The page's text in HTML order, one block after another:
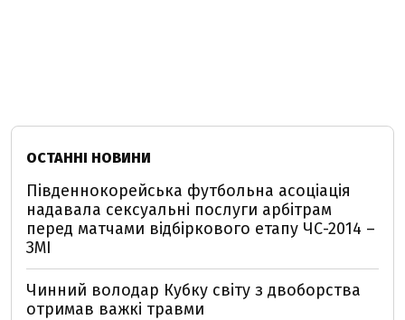
ОСТАННІ НОВИНИ
Південнокорейська футбольна асоціація
надавала сексуальні послуги арбітрам
перед матчами відбіркового етапу ЧС-2014 –
ЗМІ
Чинний володар Кубку світу з двоборства
отримав важкі травми